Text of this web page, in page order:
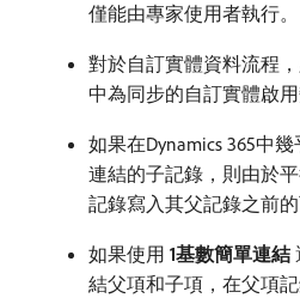
僅能由專家使用者執行。
對於自訂實體資料流程
中為同步的自訂實體啟用
如果在Dynamics 365中
連結的子記錄，則由於
記錄寫入其父記錄之前的
如果使用​ 1基數簡單連結
結父項和子項，在父項